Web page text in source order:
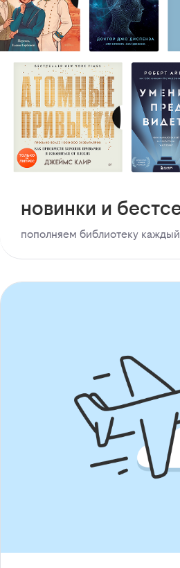
новинки и
пополняем библиотеку